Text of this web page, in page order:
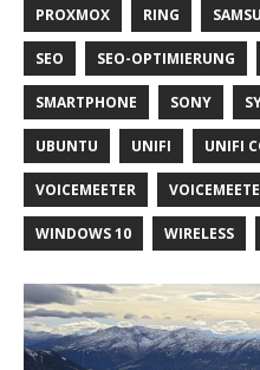
PROXMOX RING
SEO SEO-OPTIMIERUNG
SMARTPHONE SONY
UBUNTU UNIFI UNIFI
VOICEMEETER
WINDOWS 10 WIRELESS